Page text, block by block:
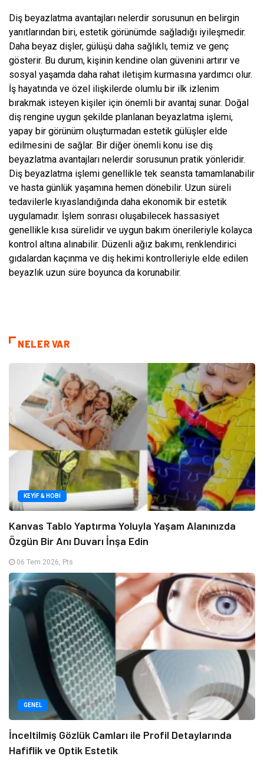
Diş beyazlatma avantajları nelerdir sorusunun en belirgin
yanıtlarından biri, estetik görünümde sağladığı iyileşmedir.
Daha beyaz dişler, gülüşü daha sağlıklı, temiz ve genç
gösterir. Bu durum, kişinin kendine olan güvenini artırır ve
sosyal yaşamda daha rahat iletişim kurmasına yardımcı olur.
İş hayatında ve özel ilişkilerde olumlu bir ilk izlenim
bırakmak isteyen kişiler için önemli bir avantaj sunar. Doğal
diş rengine uygun şekilde planlanan beyazlatma işlemi,
yapay bir görünüm oluşturmadan estetik gülüşler elde
edilmesini de sağlar. Bir diğer önemli konu ise diş
beyazlatma avantajları nelerdir sorusunun pratik yönleridir.
Diş beyazlatma işlemi genellikle tek seansta tamamlanabilir
ve hasta günlük yaşamına hemen dönebilir. Uzun süreli
tedavilerle kıyaslandığında daha ekonomik bir estetik
uygulamadır. İşlem sonrası oluşabilecek hassasiyet
genellikle kısa sürelidir ve uygun bakım önerileriyle kolayca
kontrol altına alınabilir. Düzenli ağız bakımı, renklendirici
gıdalardan kaçınma ve diş hekimi kontrolleriyle elde edilen
beyazlık uzun süre boyunca da korunabilir.
NELER VAR
KEYIF & HOBI
Kanvas Tablo Yaptırma Yoluyla Yaşam Alanınızda
Özgün Bir Anı Duvarı İnşa Edin
06 Tem 2026, Pts
GENEL
İnceltilmiş Gözlük Camları ile Profil Detaylarında
Hafiflik ve Optik Estetik